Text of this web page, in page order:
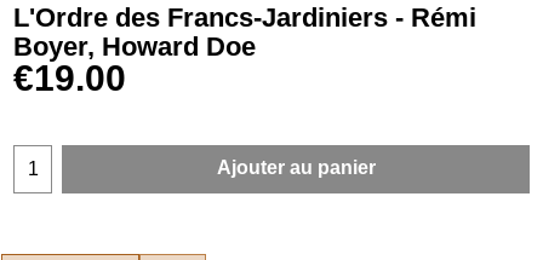
L'Ordre des Francs-Jardiniers - Rémi
Boyer, Howard Doe
€19.00
Ajouter au panier